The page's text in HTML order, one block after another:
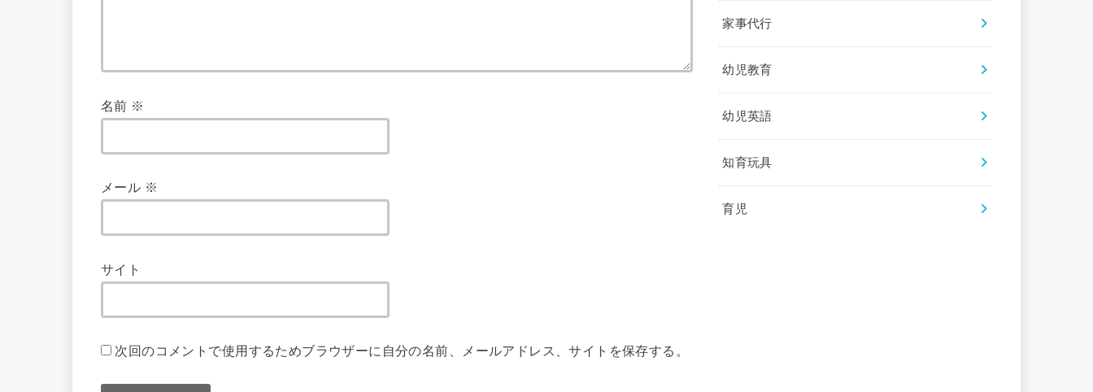
名前 ※
メール ※
サイト
次回のコメントで使用するためブラウザーに自分の名前、メールアドレス、サイトを保存する。
家事代行
幼児教育
幼児英語
知育玩具
育児